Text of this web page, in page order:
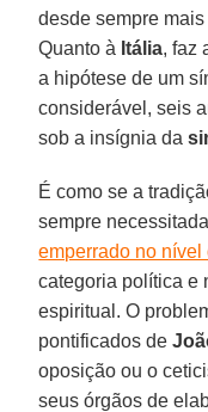
desde sempre
Quanto à Itália, faz
a hipótese de um
considerável, seis
sob a insígnia da
É como se a
sempre
emperrado no nível
categoria política e
espiritual. O
pontificados de
oposição ou o
seus órgãos de